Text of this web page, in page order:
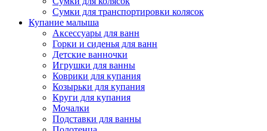
Сумки для транспортировки колясок
Купание малыша
Аксессуары для ванн
Горки и сиденья для ванн
Детские ванночки
Игрушки для ванны
Коврики для купания
Козырьки для купания
Круги для купания
Мочалки
Подставки для ванны